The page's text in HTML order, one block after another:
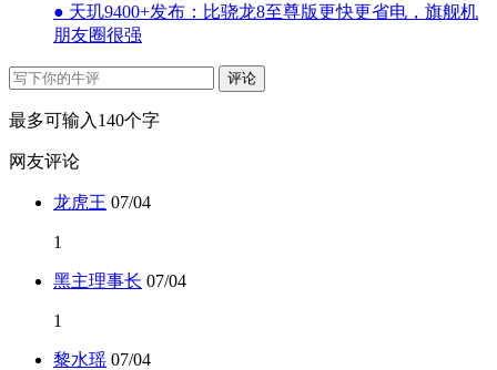
● 天玑9400+发布：比骁龙8至尊版更快更省电，旗舰机
朋友圈很强
评论
最多可输入140个字
网友评论
龙虎王 07/04
1
黑主理事长 07/04
1
黎水瑶 07/04